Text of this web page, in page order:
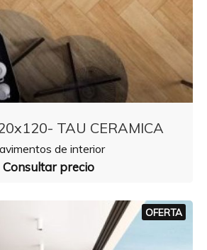
TAU CERAMICA
de interior
Consultar precio
OFERTA